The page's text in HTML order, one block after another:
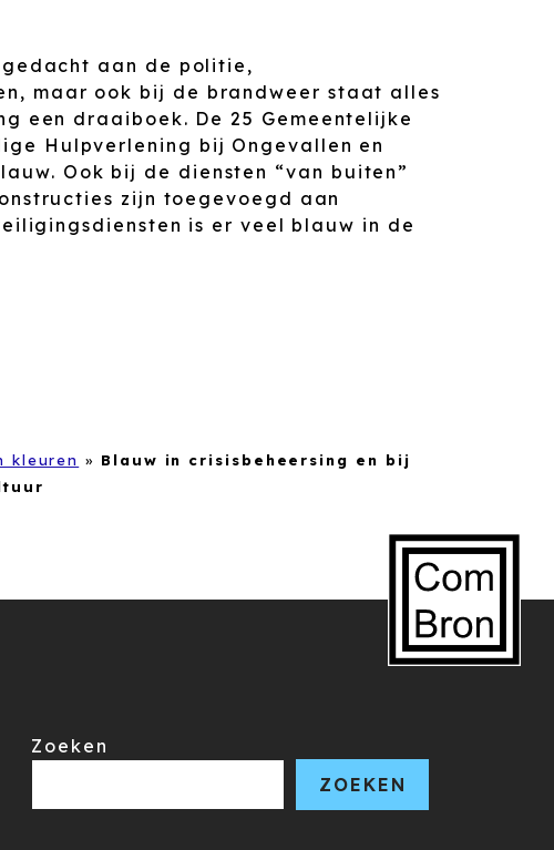
aan de politie,
maar ook bij de brandweer staat alles
een draaiboek. De 25 Gemeentelijke
Hulpverlening bij Ongevallen en
Ook bij de diensten “van buiten”
zijn toegevoegd aan
is er veel blauw in de
kleuren » Blauw in crisisbeheersing en bij
Zoeken
ZOEKEN